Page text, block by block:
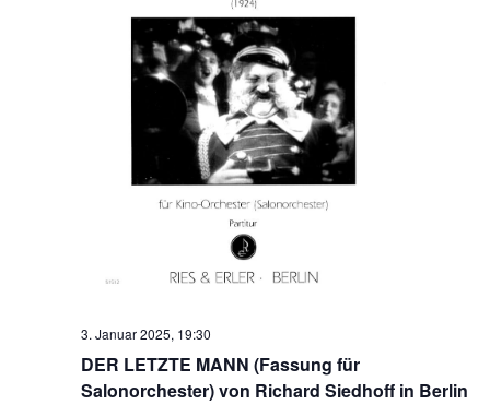
DER LETZTE MANN (Fassung für
Salonorchester) von Richard Siedhoff in Berlin
3. Januar 2025, 19:30